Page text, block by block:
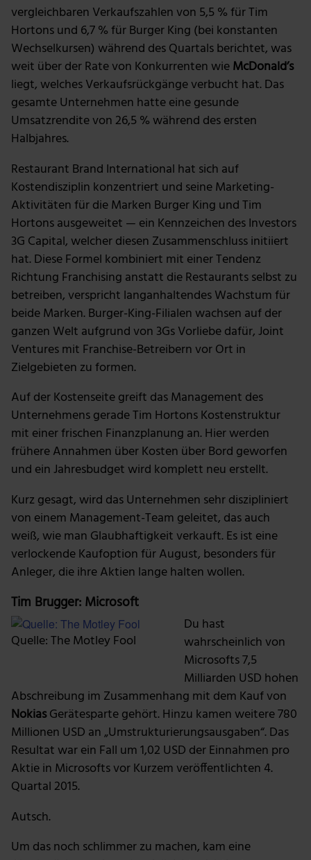
vergleichbaren Verkaufszahlen von 5,5 % für Tim
Hortons und 6,7 % für Burger King (bei konstanten
Wechselkursen) während des Quartals berichtet, was
weit über der Rate von Konkurrenten wieMcDonald’s
liegt, welches Verkaufsrückgänge verbucht hat. Das
gesamte Unternehmen hatte eine gesunde
Umsatzrendite von 26,5 % während des ersten
Halbjahres.
Restaurant Brand International hat sich auf
Kostendisziplin konzentriert und seine Marketing-
Aktivitäten für die Marken Burger King und Tim
Hortons ausgeweitet — ein Kennzeichen des Investors
3G Capital, welcher diesen Zusammenschluss initiiert
hat. Diese Formel kombiniert mit einer Tendenz
Richtung Franchising anstatt die Restaurants selbst zu
betreiben, verspricht langanhaltendes Wachstum für
beide Marken. Burger-King-Filialen wachsen auf der
ganzen Welt aufgrund von 3Gs Vorliebe dafür, Joint
Ventures mit Franchise-Betreibern vor Ort in
Zielgebieten zu formen.
Auf der Kostenseite greift das Management des
Unternehmens gerade Tim Hortons Kostenstruktur
mit einer frischen Finanzplanung an. Hier werden
frühere Annahmen über Kosten über Bord geworfen
und ein Jahresbudget wird komplett neu erstellt.
Kurz gesagt, wird das Unternehmen sehr diszipliniert
von einem Management-Team geleitet, das auch
weiß, wie man Glaubhaftigkeit verkauft. Es ist eine
verlockende Kaufoption für August, besonders für
Anleger, die ihre Aktien lange halten wollen.
Tim Brugger: Microsoft
Quelle: The Motley Fool
Du hast
wahrscheinlich von
Microsofts 7,5
Milliarden USD hohen
Abschreibung im Zusammenhang mit dem Kauf von
NokiasGerätesparte gehört. Hinzu kamen weitere 780
Millionen USD an „Umstrukturierungsausgaben“. Das
Resultat war ein Fall um 1,02 USD der Einnahmen pro
Aktie in Microsofts vor Kurzem veröffentlichten 4.
Quartal 2015.
Autsch.
Um das noch schlimmer zu machen, kam eine